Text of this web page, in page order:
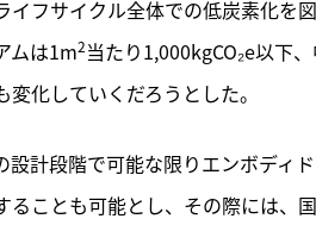
イフサイクル全体での低炭素化を
ムは1m2当たり1,000kgCO₂e以下
化していくだろうとした。
計段階で可能な限りエンボディ
ることも可能とし、その際には、